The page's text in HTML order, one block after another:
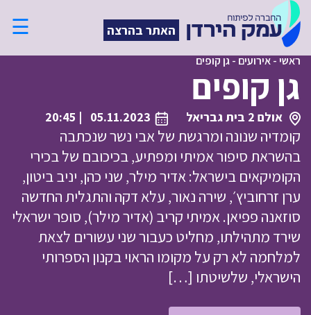
האתר בהרצה ☰
ראשי-אירועים -גן קופים
גן קופים
אולם 2 בית גבריאל 05.11.2023
| 20:45
קומדיה שנונה ומרגשת של אבי נשר שנכתבה
בהשראת סיפור אמיתי ומפתיע, בכיכובם של בכירי
הקומיקאים בישראל: אדיר מילר, שני כהן, יניב ביטון,
ערן זרחוביץ׳, שירה נאור, עלא דקה והתגלית החדשה
סוזאנה פפיאן. אמיתי קריב (אדיר מילר), סופר ישראלי
שירד מתהילתו, מחליט כעבור שני עשורים לצאת
למלחמה לא רק על מקומו הראוי בקנון הספרותי
הישראלי, שלשיטתו […]